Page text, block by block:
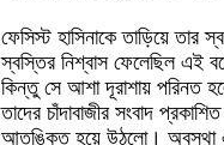
ফেসিস্ট হাসিনাকে তাড়িয়ে
স্বস্তির নিশ্বাস ফেলেছিল এই
কিন্তু সে আশা দূরাশায় পরিনত
তাদের চাঁদাবাজীর সংবাদ
আতঙ্কিত হয়ে উঠলো। অবস্থা